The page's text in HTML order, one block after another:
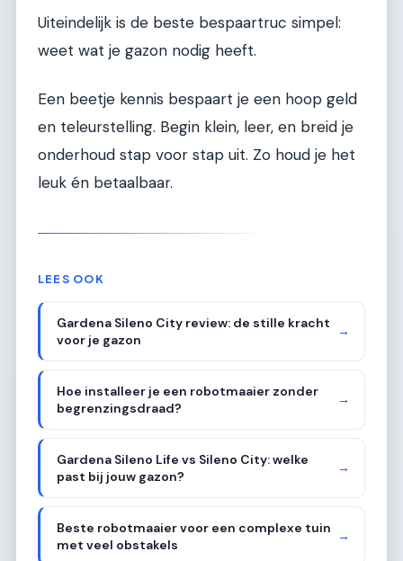
Uiteindelijk is de beste bespaartruc simpel:
weet wat je gazon nodig heeft.
Een beetje kennis bespaart je een hoop geld
en teleurstelling. Begin klein, leer, en breid je
onderhoud stap voor stap uit. Zo houd je het
leuk én betaalbaar.
LEES OOK
Gardena Sileno City review: de stille kracht
voor je gazon
→
Hoe installeer je een robotmaaier zonder
begrenzingsdraad?
→
Gardena Sileno Life vs Sileno City: welke
past bij jouw gazon?
→
Beste robotmaaier voor een complexe tuin
met veel obstakels
→